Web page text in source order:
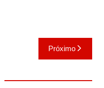
Próximo